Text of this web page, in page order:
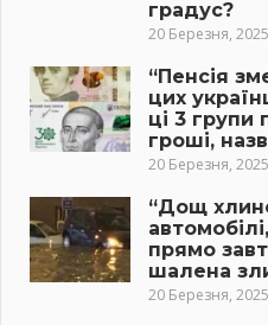
градус?
20 Березня, 2025
“Пенсія
цих
ці 3 групи
гроші,
20 Березня, 2025
“Дощ
прямо
шалена
20 Березня, 2025